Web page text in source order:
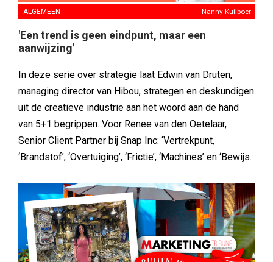
ALGEMEEN Nanny Kuilboer
'Een trend is geen eindpunt, maar een
aanwijzing'
In deze serie over strategie laat Edwin van Druten,
managing director van Hibou, strategen en deskundigen
uit de creatieve industrie aan het woord aan de hand
van 5+1 begrippen. Voor Renee van den Oetelaar,
Senior Client Partner bij Snap Inc: ‘Vertrekpunt,
‘Brandstof’, ‘Overtuiging’, ‘Frictie’, ‘Machines’ en ‘Bewijs.